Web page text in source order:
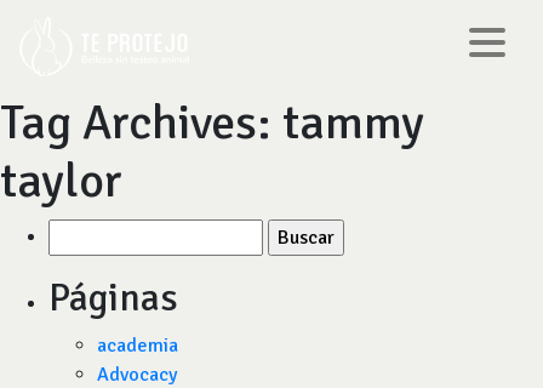
Tag Archives: tammy
taylor
por:
Páginas
academia
Advocacy